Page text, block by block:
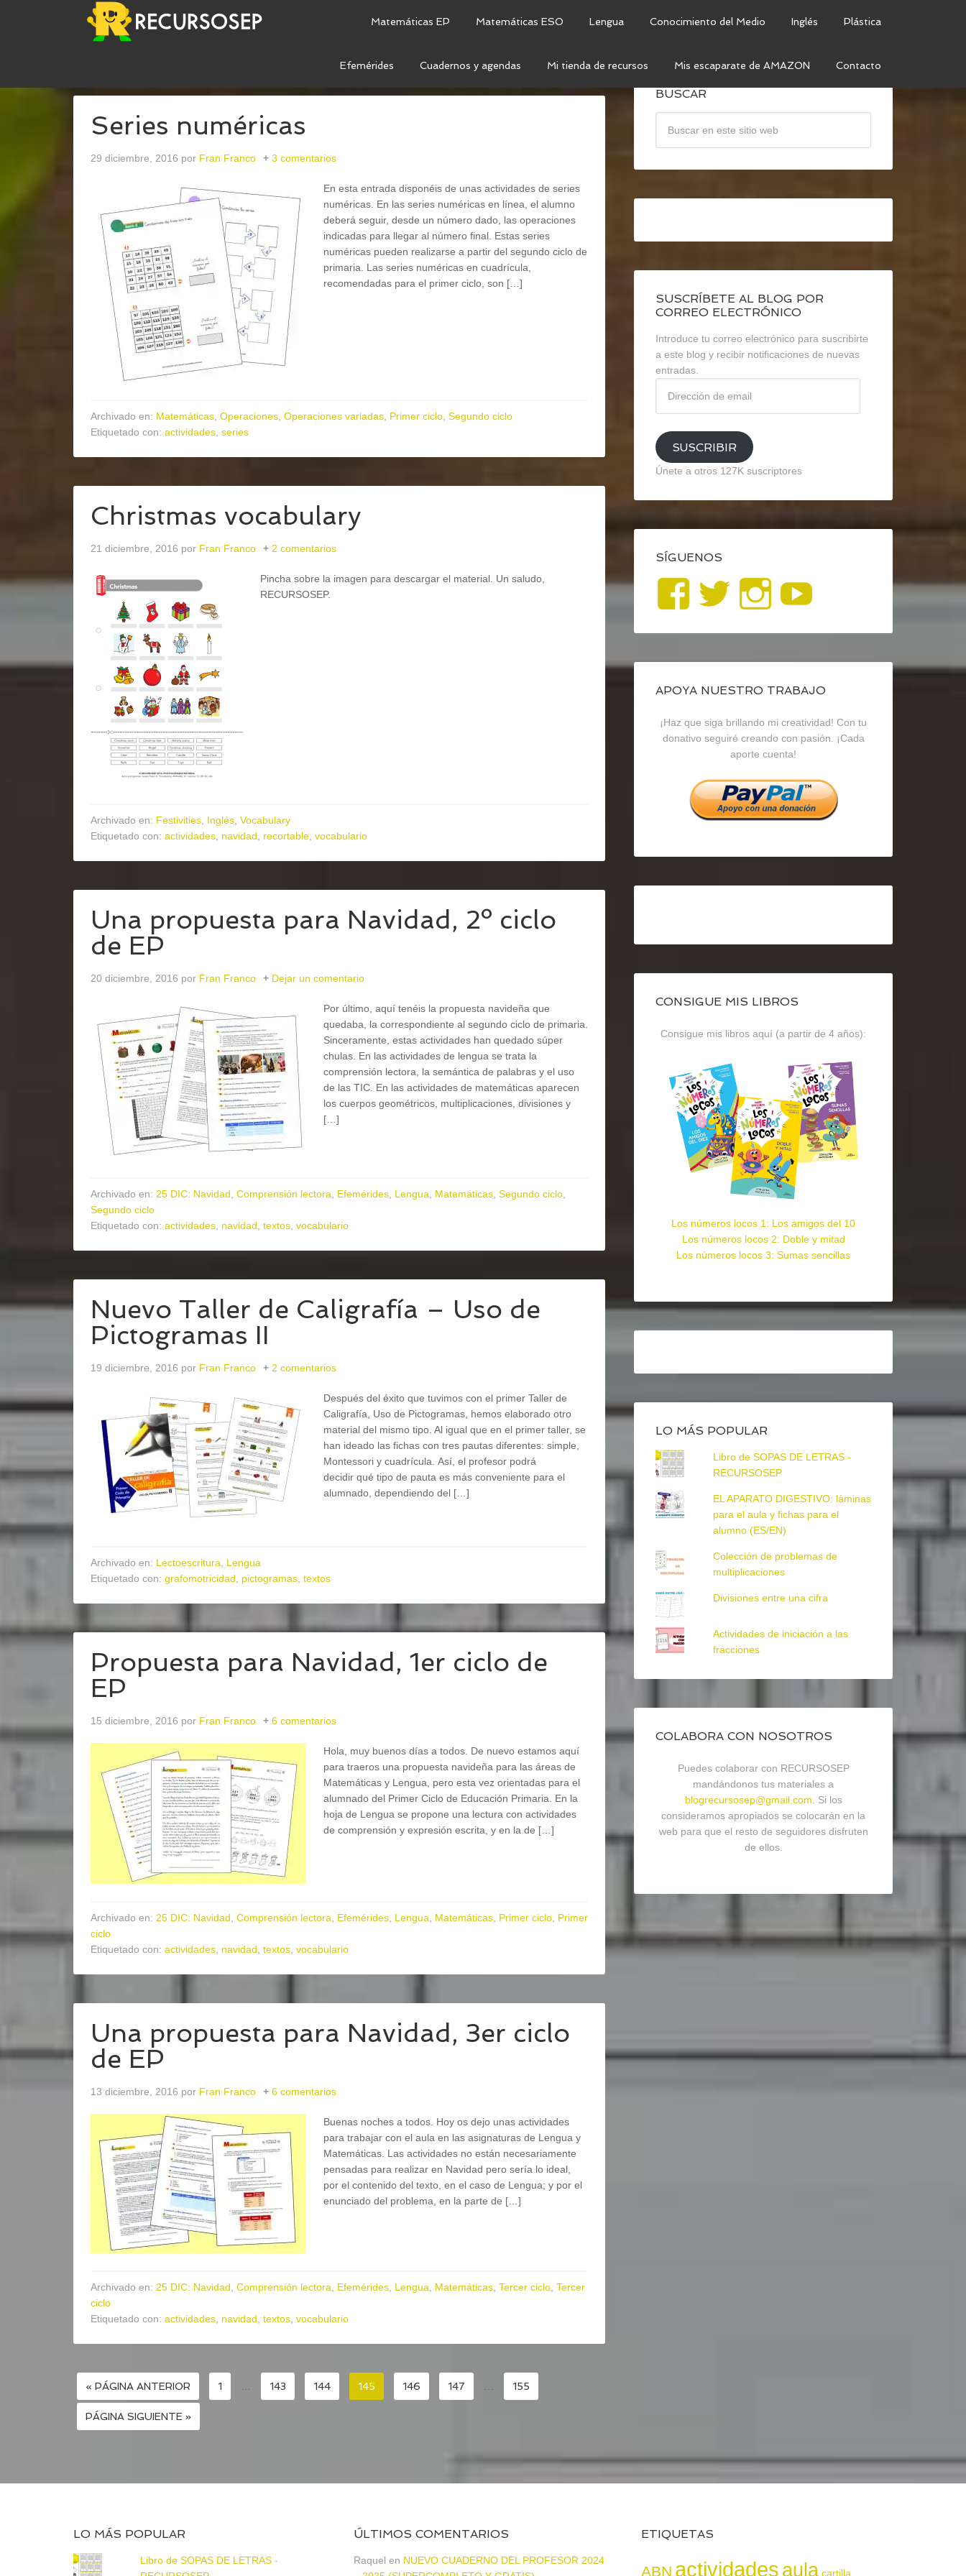
Matemáticas EP Matemáticas ESO Lengua Conocimiento del Medio Inglés Plástica
Efemérides Cuadernos y agendas Mi tienda de recursos Mis escaparate de AMAZON Contacto
Series numéricas
29 diciembre, 2016 por Fran Franco 3 comentarios
En esta entrada disponéis de unas actividades de series
numéricas. En las series numéricas en línea, el alumno
deberá seguir, desde un número dado, las operaciones
indicadas para llegar al número final. Estas series
numéricas pueden realizarse a partir del segundo ciclo de
primaria. Las series numéricas en cuadrícula,
recomendadas para el primer ciclo, son […]
Archivado en: Matemáticas Operaciones Operaciones variadas Primer ciclo Segundo ciclo
Etiquetado con: actividades series
Christmas vocabulary
21 diciembre, 2016 por Fran Franco 2 comentarios
Pincha sobre la imagen para descargar el material. Un saludo,
RECURSOSEP.
Archivado en: Festivities Inglés Vocabulary
Etiquetado con: actividades navidad recortable vocabulario
Una propuesta para Navidad, 2º ciclo
de EP
20 diciembre, 2016 por Fran Franco Dejar un comentario
Por último, aquí tenéis la propuesta navideña que
quedaba, la correspondiente al segundo ciclo de primaria.
Sinceramente, estas actividades han quedado súper
chulas. En las actividades de lengua se trata la
comprensión lectora, la semántica de palabras y el uso
de las TIC. En las actividades de matemáticas aparecen
los cuerpos geométricos, multiplicaciones, divisiones y
[…]
Archivado en: 25 DIC: Navidad Comprensión lectora Efemérides Lengua Matemáticas Segundo ciclo
Segundo ciclo
Etiquetado con: actividades navidad textos vocabulario
Nuevo Taller de Caligrafía – Uso de
Pictogramas II
19 diciembre, 2016 por Fran Franco 2 comentarios
Después del éxito que tuvimos con el primer Taller de
Caligrafía, Uso de Pictogramas, hemos elaborado otro
material del mismo tipo. Al igual que en el primer taller, se
han ideado las fichas con tres pautas diferentes: simple,
Montessori y cuadrícula. Así, el profesor podrá
decidir qué tipo de pauta es más conveniente para el
alumnado, dependiendo del […]
Archivado en: Lectoescritura
Lengua
Etiquetado con: grafomotricidad pictogramas textos
Propuesta para Navidad, 1er ciclo de
EP
15 diciembre, 2016 por Fran Franco 6 comentarios
Hola, muy buenos días a todos. De nuevo estamos aquí
para traeros una propuesta navideña para las áreas de
Matemáticas y Lengua, pero esta vez orientadas para el
alumnado del Primer Ciclo de Educación Primaria. En la
hoja de Lengua se propone una lectura con actividades
de comprensión y expresión escrita, y en la de […]
Archivado en: 25 DIC: Navidad Comprensión lectora Efemérides Lengua Matemáticas Primer ciclo Primer
ciclo
Etiquetado con: actividades navidad textos vocabulario
Una propuesta para Navidad, 3er ciclo
de EP
13 diciembre, 2016 por Fran Franco 6 comentarios
Buenas noches a todos. Hoy os dejo unas actividades
para trabajar con el aula en las asignaturas de Lengua y
Matemáticas. Las actividades no están necesariamente
pensadas para realizar en Navidad pero sería lo ideal,
por el contenido del texto, en el caso de Lengua; y por el
enunciado del problema, en la parte de […]
Archivado en: 25 DIC: Navidad Comprensión lectora Efemérides Lengua Matemáticas Tercer ciclo Tercer
ciclo
Etiquetado con: actividades navidad textos vocabulario
« PÁGINA ANTERIOR 1 143 144 145 146 147 155
PÁGINA SIGUIENTE »
BUSCAR
SUSCRÍBETE AL BLOG POR
CORREO ELECTRÓNICO
Introduce tu correo electrónico para suscribirte
a este blog y recibir notificaciones de nuevas
entradas.
email
SUSCRIBIR
Únete a otros 127K suscriptores
SÍGUENOS
Ver
perfil
de
blogrecursosep
en
Facebook
Ver
perfil
de
recursosep
en
Twitter
Ver
perfil
de
recursosep
en
Instagram
YouTube
APOYA NUESTRO TRABAJO
¡Haz que siga brillando mi creatividad! Con tu
donativo seguiré creando con pasión. ¡Cada
aporte cuenta!
CONSIGUE MIS LIBROS
Consigue mis libros aquí (a partir de 4 años):
Los números locos 1: Los amigos del 10
Los números locos 2: Doble y mitad
Los números locos 3: Sumas sencillas
LO MÁS POPULAR
Libro de SOPAS DE LETRAS -
RECURSOSEP
EL APARATO DIGESTIVO: láminas
para el aula y fichas para el
alumno (ES/EN)
Colección de problemas de
multiplicaciones
Divisiones entre una cifra
Actividades de iniciación a las
fracciones
COLABORA CON NOSOTROS
Puedes colaborar con RECURSOSEP
mandándonos tus materiales a
blogrecursosep@gmail.com . Si los
consideramos apropiados se colocarán en la
web para que el resto de seguidores disfruten
de ellos.
LO MÁS POPULAR
Libro de SOPAS DE LETRAS -
ÚLTIMOS COMENTARIOS
Raquel en NUEVO CUADERNO DEL PROFESOR 2024
ETIQUETAS
ABN actividadesaula cartilla